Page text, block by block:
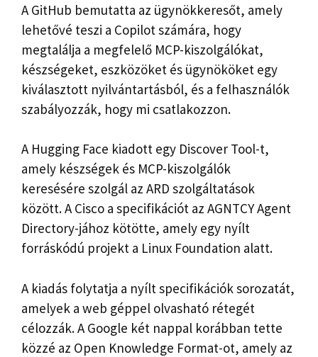
A GitHub bemutatta az ügynökkeresőt, amely
lehetővé teszi a Copilot számára, hogy
megtalálja a megfelelő MCP-kiszolgálókat,
készségeket, eszközöket és ügynököket egy
kiválasztott nyilvántartásból, és a felhasználók
szabályozzák, hogy mi csatlakozzon.
A Hugging Face kiadott egy Discover Tool-t,
amely készségek és MCP-kiszolgálók
keresésére szolgál az ARD szolgáltatások
között. A Cisco a specifikációt az AGNTCY Agent
Directory-jához kötötte, amely egy nyílt
forráskódú projekt a Linux Foundation alatt.
A kiadás folytatja a nyílt specifikációk sorozatát,
amelyek a web géppel olvasható rétegét
célozzák. A Google két nappal korábban tette
közzé az Open Knowledge Format-ot, amely az